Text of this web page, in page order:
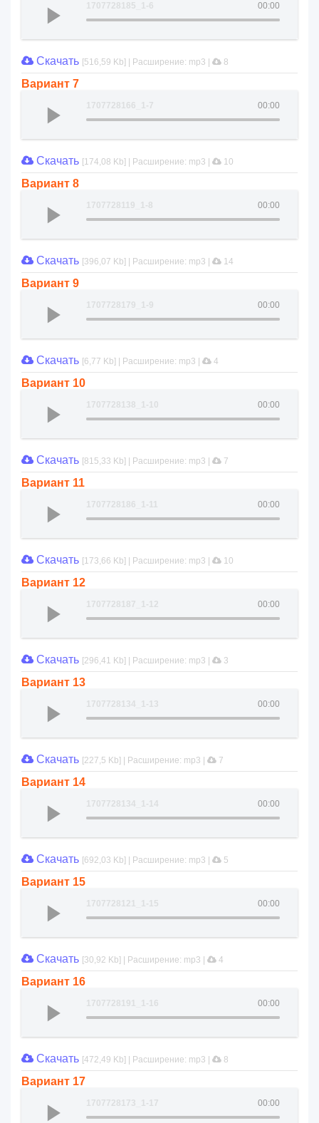
00:00
1707728185_1-6
Скачать [516,59 Kb] | Расширение: mp3 | 8
Вариант 7
00:00
1707728166_1-7
Скачать [174,08 Kb] | Расширение: mp3 | 10
Вариант 8
00:00
1707728119_1-8
Скачать [396,07 Kb] | Расширение: mp3 | 14
Вариант 9
00:00
1707728179_1-9
Скачать [6,77 Kb] | Расширение: mp3 | 4
Вариант 10
00:00
1707728138_1-10
Скачать [815,33 Kb] | Расширение: mp3 | 7
Вариант 11
00:00
1707728186_1-11
Скачать [173,66 Kb] | Расширение: mp3 | 10
Вариант 12
00:00
1707728187_1-12
Скачать [296,41 Kb] | Расширение: mp3 | 3
Вариант 13
00:00
1707728134_1-13
Скачать [227,5 Kb] | Расширение: mp3 | 7
Вариант 14
00:00
1707728134_1-14
Скачать [692,03 Kb] | Расширение: mp3 | 5
Вариант 15
00:00
1707728121_1-15
Скачать [30,92 Kb] | Расширение: mp3 | 4
Вариант 16
00:00
1707728191_1-16
Скачать [472,49 Kb] | Расширение: mp3 | 8
Вариант 17
00:00
1707728173_1-17